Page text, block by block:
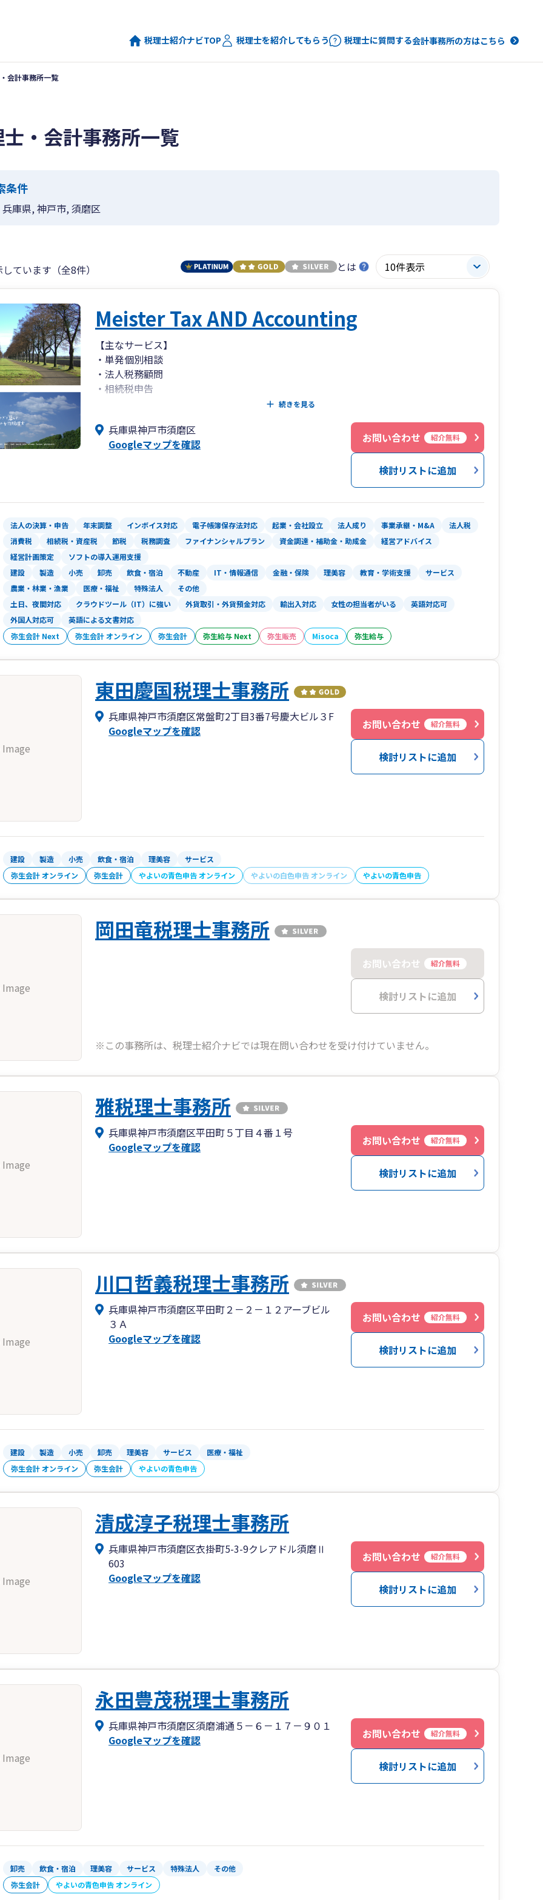
税理士紹介ナビTOP 税理士を紹介してもらう 税理士に質問する会計事務所の方はこちら
会計事務所一覧
・会計事務所一覧
条件
兵庫県, 神戸市, 須磨区
ています（全8件） とは
Meister Tax AND Accounting
【主なサービス】
・単発個別相談
・法人税務顧問
・相続税申告
成長企業の自計化や自社申告を支援しています。
経理担当者の育成サポートも可能です。
複雑な税制や制度改正をわかりやすく整理し、経営に活かせる形でサポートします。
税金のご相談から始まっても、気がつけば、いつも話題はこれからの事業のことへと広が
っていきます。
税務会計の課題を整理すると、その先にある将来の可能性が見えてくることがあります。
だからこそ、税金だけでなく事業そのものを見つめながら、一緒に考え、わくわくする伴
走者でありたいと考えています。
税務は未来の選択肢を広げる力になります。
一人で考え込まず、まずは状況を整理するところから始めましょう。
続きを見る
兵庫県神戸市須磨区
Googleマップを確認
お問い合わせ 紹介無料
検討リストに追加
法人の決算・申告 年末調整 インボイス対応 電子帳簿保存法対応 起業・会社設立 法人成り 事業承継・M&A
法人税
消費税
相続税・資産税 節税 税務調査 ファイナンシャルプラン 資金調達・補助金・助成金
経営アドバイス
経営計画策定
ソフトの導入運用支援
建設 製造 小売 卸売 飲食・宿泊 不動産 IT・情報通信 金融・保険 理美容 教育・学術支援
サービス
農業・林業・漁業
医療・福祉 特殊法人 その他
土日、夜間対応 クラウドツール（IT）に強い 外貨取引・外貨預金対応 輸出入対応 女性の担当者がいる
英語対応可
外国人対応可
英語による文書対応
弥生会計 Next 弥生会計 オンライン 弥生会計 弥生給与 Next 弥生販売 Misoca 弥生給与
東田慶国税理士事務所
兵庫県神戸市須磨区常盤町2丁目3番7号慶大ビル３F
Googleマップを確認
お問い合わせ 紹介無料
検討リストに追加
建設 製造 小売 飲食・宿泊 理美容 サービス
弥生会計 オンライン 弥生会計 やよいの青色申告 オンライン やよいの白色申告 オンライン やよいの青色申告
岡田竜税理士事務所
お問い合わせ 紹介無料
検討リストに追加
※この事務所は、税理士紹介ナビでは現在問い合わせを受け付けていません。
雅税理士事務所
兵庫県神戸市須磨区平田町５丁目４番１号
Googleマップを確認
お問い合わせ 紹介無料
検討リストに追加
川口哲義税理士事務所
兵庫県神戸市須磨区平田町２－２－１２アーブビル
３Ａ
Googleマップを確認
お問い合わせ 紹介無料
検討リストに追加
建設 製造 小売 卸売 理美容 サービス 医療・福祉
弥生会計 オンライン 弥生会計 やよいの青色申告
清成淳子税理士事務所
兵庫県神戸市須磨区衣掛町5-3-9クレアドル須磨Ⅱ
603
Googleマップを確認
お問い合わせ 紹介無料
検討リストに追加
永田豊茂税理士事務所
兵庫県神戸市須磨区須磨浦通５－６－１７－９０１
Googleマップを確認
お問い合わせ 紹介無料
検討リストに追加
卸売 飲食・宿泊 理美容 サービス 特殊法人 その他
弥生会計 やよいの青色申告 オンライン